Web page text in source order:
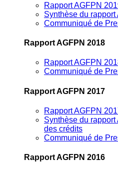
Rapport AGFPN
Synthèse du
Communiqué de
Rapport AGFPN 2018
Rapport AGFPN
Communiqué de
Rapport AGFPN 2017
Rapport AGFPN
Synthèse du
des crédits
Communiqué de
Rapport AGFPN 2016